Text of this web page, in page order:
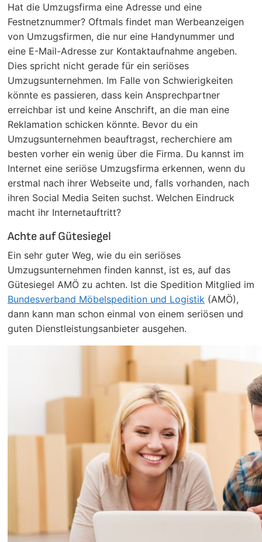
Hat die Umzugsfirma eine Adresse und eine
Festnetznummer? Oftmals findet man Werbeanzeigen
von Umzugsfirmen, die nur eine Handynummer und
eine E-Mail-Adresse zur Kontaktaufnahme angeben.
Dies spricht nicht gerade für ein seriöses
Umzugsunternehmen. Im Falle von Schwierigkeiten
könnte es passieren, dass kein Ansprechpartner
erreichbar ist und keine Anschrift, an die man eine
Reklamation schicken könnte. Bevor du ein
Umzugsunternehmen beauftragst, recherchiere am
besten vorher ein wenig über die Firma. Du kannst im
Internet eine seriöse Umzugsfirma erkennen, wenn du
erstmal nach ihrer Webseite und, falls vorhanden, nach
ihren Social Media Seiten suchst. Welchen Eindruck
macht ihr Internetauftritt?
Achte auf Gütesiegel
Ein sehr guter Weg, wie du ein seriöses
Umzugsunternehmen finden kannst, ist es, auf das
Gütesiegel AMÖ zu achten. Ist die Spedition Mitglied im
Bundesverband Möbelspedition und Logistik (AMÖ),
dann kann man schon einmal von einem seriösen und
guten Dienstleistungsanbieter ausgehen.